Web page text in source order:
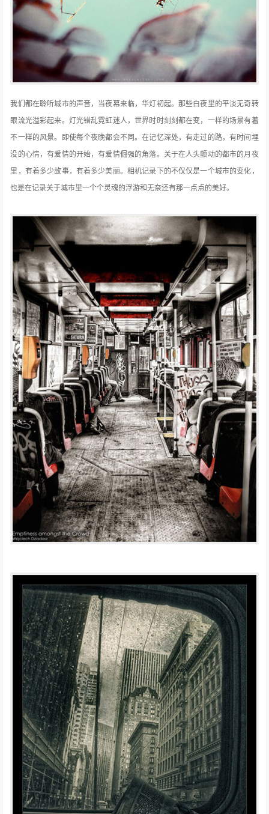
我们都在聆听城市的声音，当夜幕来临，华灯初起。那些白夜里的平淡无奇转
眼流光溢彩起来。灯光错乱霓虹迷人，世界时时刻刻都在变，一样的场景有着
不一样的风景。即使每个夜晚都会不同。在记忆深处，有走过的路，有时间埋
没的心情，有爱情的开始，有爱情倔强的角落。关于在人头颤动的都市的月夜
里，有着多少故事，有着多少美丽。相机记录下的不仅仅是一个城市的变化，
也是在记录关于城市里一个个灵魂的浮游和无奈还有那一点点的美好。